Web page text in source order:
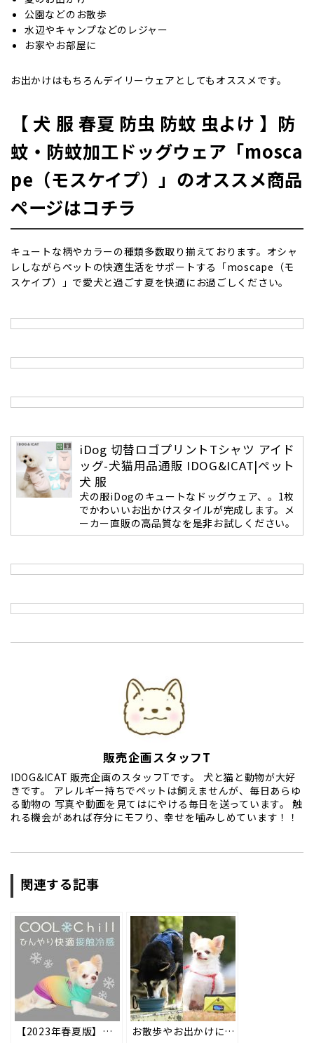
公園などのお散歩
水辺やキャンプなどのレジャー
お家やお部屋に
お出かけはもちろんデイリーウェアとしてもオススメです。
【 犬 服 春夏 防虫 防蚊 虫よけ 】防
蚊・防蚊加工ドッグウェア「mosca
pe（モスケイプ）」のオススメ商品
ページはコチラ
キュートな柄やカラーの種類多数取り揃えております。オシャ
レしながらペットの快適生活をサポートする「moscape（モ
スケイプ）」で愛犬と過ごす夏を快適にお過ごしください。
iDog 切替ロゴプリントTシャツ アイド
ッグ-犬猫用品通販 IDOG&ICAT|ペット
犬 服
犬の服iDogのキュートなドッグウェア、。1枚
でかわいいお出かけスタイルが完成します。メ
ーカー直販の高品質なを是非お試しください。
販売企画スタッフT
IDOG&ICAT 販売企画のスタッフTです。 犬と猫と動物が大好
きです。 アレルギー持ちでペットは飼えませんが、毎日あらゆ
る動物の 写真や動画を見てはにやける毎日を送っています。 触
れる機会があれば存分にモフり、幸せを噛みしめています！！
関連する記事
【2023年春夏版】夏の暑さや紫外線から愛犬を守る！接触冷感機能のペット用ウェア「COOL Chill（クールチル）」 #198 お散歩やお出かけにも◎持ち運びに便利なポータブルトレイ＆折り畳みシリコンフードボウル #147